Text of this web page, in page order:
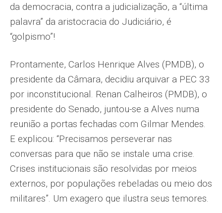
da democracia, contra a judicialização, a “última
palavra” da aristocracia do Judiciário, é
“golpismo”!
Prontamente, Carlos Henrique Alves (PMDB), o
presidente da Câmara, decidiu arquivar a PEC 33
por inconstitucional. Renan Calheiros (PMDB), o
presidente do Senado, juntou-se a Alves numa
reunião a portas fechadas com Gilmar Mendes.
E explicou: “Precisamos perseverar nas
conversas para que não se instale uma crise.
Crises institucionais são resolvidas por meios
externos, por populações rebeladas ou meio dos
militares”. Um exagero que ilustra seus temores.